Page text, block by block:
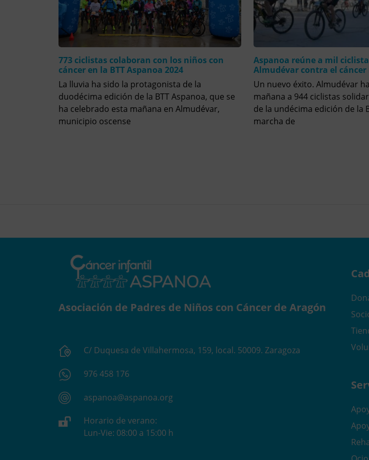
773 ciclistas colaboran con los niños con
cáncer en la BTT Aspanoa 2024
La lluvia ha sido la protagonista de la
duodécima edición de la BTT Aspanoa, que se
ha celebrado esta mañana en Almudévar,
municipio oscense
Aspanoa reúne a mil
Almudévar contra el
Un nuevo éxito. Almudévar
mañana a 944 ciclistas
de la undécima edición de la
marcha de
Asociación de Padres de Niños con Cáncer de Aragón
C/ Duquesa de Villahermosa, 159, local. 50009. Zaragoza
976 458 176
aspanoa@aspanoa.org
Horario de verano:
Lun-Vie: 08:00 a 15:00 h